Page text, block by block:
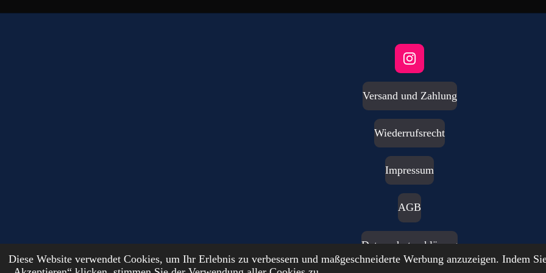
Diese Website verwendet Cookies, um Ihr Erlebnis zu verbessern und maßgeschneiderte Werbung anzuzeigen. Indem
I
n
t
r
a
m
Versand und Zahlung
Wiederrufsrecht
Impressum
AGB
Datenschutzerklärung
© 2024 - 2026 DutchFantasyForge